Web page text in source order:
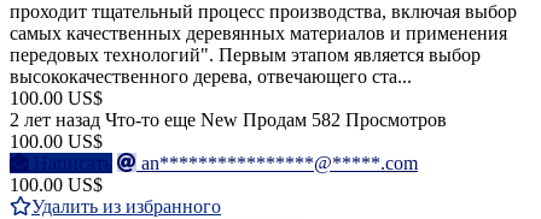
проходит тщательный процесс производства, включая выбор
самых качественных деревянных материалов и применения
передовых технологий". Первым этапом является выбор
высококачественного дерева, отвечающего ста...
100.00 US$
2 лет назад Что-то еще New Продам 582 Просмотров
100.00 US$
Написать
an****************@*****.com
100.00 US$
Удалить из избранного